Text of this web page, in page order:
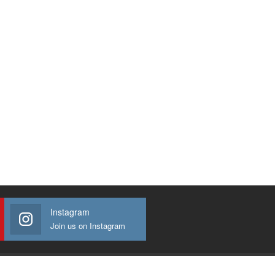
Instagram
Join us on Instagram